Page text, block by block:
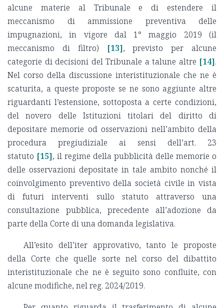
alcune materie al Tribunale e di estendere il
meccanismo di ammissione preventiva delle
impugnazioni, in vigore dal 1° maggio 2019 (il
meccanismo di filtro)
[13], previsto per alcune
categorie di decisioni del Tribunale a talune altre [14].
Nel corso della discussione interistituzionale che ne è
scaturita, a queste proposte se ne sono aggiunte altre
riguardanti l’estensione, sottoposta a certe condizioni,
del novero delle Istituzioni titolari del diritto di
depositare memorie od osservazioni nell’ambito della
procedura pregiudiziale ai sensi dell’art. 23
statuto [15], il regime della pubblicità delle memorie o
delle osservazioni depositate in tale ambito nonché il
coinvolgimento preventivo della società civile in vista
di futuri interventi sullo statuto attraverso una
consultazione pubblica, precedente all’adozione da
parte della Corte di una domanda legislativa.
All’esito dell’iter approvativo, tanto le proposte
della Corte che quelle sorte nel corso del dibattito
interistituzionale che ne è seguito sono confluite, con
alcune modifiche, nel reg. 2024/2019.